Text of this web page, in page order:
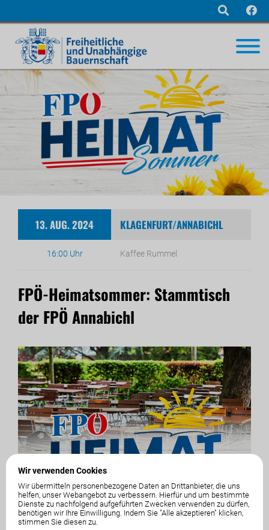
Navigation
überspringen
Wir verwenden Cookies
Wir übermitteln personenbezogene Daten an Drittanbieter, die uns
helfen, unser Webangebot zu verbessern. Hierfür und um bestimmte
Dienste zu nachfolgend aufgeführten Zwecken verwenden zu dürfen,
benötigen wir Ihre Einwilligung. Indem Sie "Alle akzeptieren" klicken,
stimmen Sie diesen zu.
13. AUG. 2024 KLAGENFURT/ANNABICHL
16:00 Uhr Kaffee Rummel
FPÖ-Heimatsommer: Stammtisch
der FPÖ Annabichl